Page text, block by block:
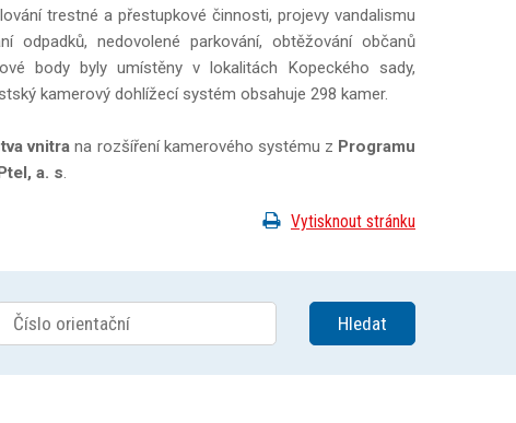
trestné a přestupkové činnosti, projevy vandalismu
odpadků, nedovolené parkování, obtěžování občanů
body byly umístěny v lokalitách Kopeckého sady,
kamerový dohlížecí systém obsahuje 298 kamer.
vnitra na rozšíření kamerového systému z Programu
a. s.
Vytisknout stránku